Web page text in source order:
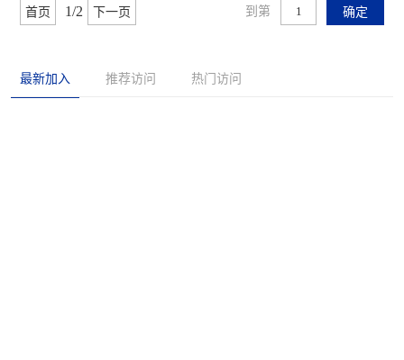
首页 1/2 下一页 到第 确定
最新加入 推荐访问 热门访问